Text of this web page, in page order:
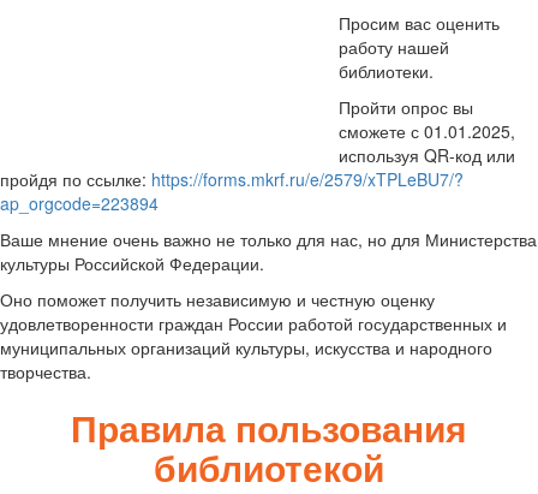
Просим вас оценить
работу нашей
библиотеки.
Пройти опрос вы
сможете с 01.01.2025,
используя QR-код или
пройдя по ссылке: https://forms.mkrf.ru/e/2579/xTPLeBU7/?
ap_orgcode=223894
Ваше мнение очень важно не только для нас, но для Министерства
культуры Российской Федерации.
Оно поможет получить независимую и честную оценку
удовлетворенности граждан России работой государственных и
муниципальных организаций культуры, искусства и народного
творчества.
Правила пользования
библиотекой